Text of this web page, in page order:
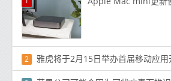
2 雅虎将于2月15日举办首届移动应